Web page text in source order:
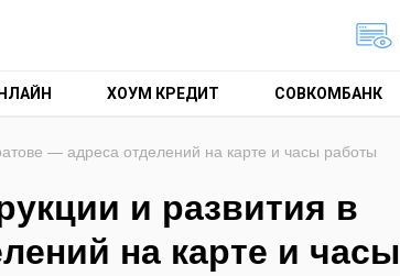
ХОУМ КРЕДИТ СОВКОМБАНК
— адреса отделений на карте и часы работы
и развития в
на карте и часы